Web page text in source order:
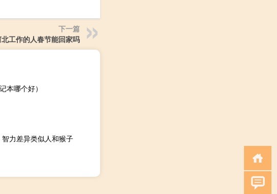
下一篇
工作的人春节能回家吗
本哪个好）
力差异类似人和猴子